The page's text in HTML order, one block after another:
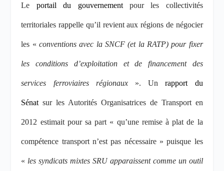
Le portail du gouvernement pour les collectivités
territoriales rappelle qu’il revient aux régions de négocier
les «conventions avec la SNCF (et la RATP) pour fixer
les conditions d’exploitation et de financement des
services ferroviaires régionaux». Un rapport du
Sénat sur les Autorités Organisatrices de Transport en
2012 estimait pour sa part « qu’une remise à plat de la
compétence transport n’est pas nécessaire » puisque les
« les syndicats mixtes SRU apparaissent comme un outil